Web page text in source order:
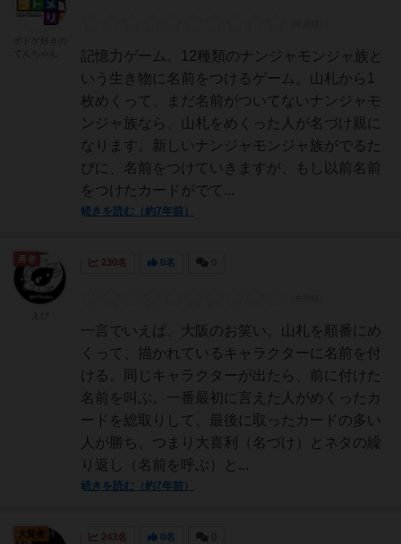
記憶力ゲーム。12種類のナンジャモンジャ族と
いう生き物に名前をつけるゲーム。山札から1
枚めくって、まだ名前がついてないナンジャモ
ンジャ族なら、山札をめくった人が名づけ親に
なります。新しいナンジャモンジャ族がでるた
びに、名前をつけていきますが、もし以前名前
をつけたカードがでて...
続きを読む（約7年前）
230名 0名
一言でいえば、大阪のお笑い。山札を順番にめ
くって、描かれているキャラクターに名前を付
ける。同じキャラクターが出たら、前に付けた
名前を叫ぶ。一番最初に言えた人がめくったカ
ードを総取りして、最後に取ったカードの多い
人が勝ち。つまり大喜利（名づけ）とネタの繰
り返し（名前を呼ぶ）と...
続きを読む（約7年前）
勇者
243名 0名
大賢者